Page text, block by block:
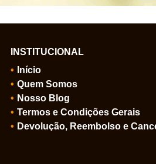
INSTITUCIONAL
Início
Quem Somos
Nosso Blog
Termos e Condições Gerais
Devolução, Reembolso e